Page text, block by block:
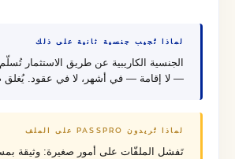
لماذا تُجيب جنسية ثانية على ذلك
الجنسية الكاريبية عن طريق الاستثمار
— لا إقامة — في أشهر، لا في عقود. يُغلق
لماذا تُريدون PASSPRO على الملف
تَفشل الملفّات على أمور صغيرة: وثيقة